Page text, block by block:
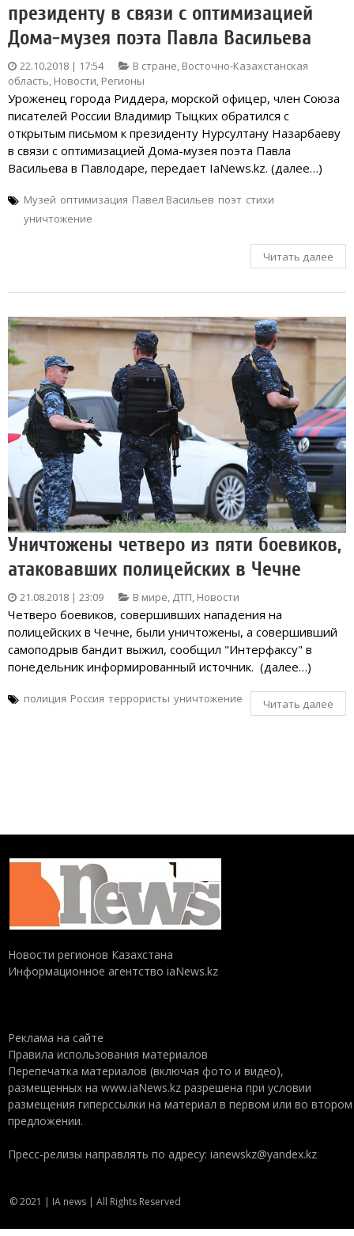
президенту в связи с оптимизацией
Дома-музея поэта Павла Васильева
22.10.2018 | 17:54 В стране, Восточно-Казахстанская
область, Новости, Регионы
Уроженец города Риддера, морской офицер, член Союза
писателей России Владимир Тыцких обратился с
открытым письмом к президенту Нурсултану Назарбаеву
в связи с оптимизацией Дома-музея поэта Павла
Васильева в Павлодаре, передает IaNews.kz. (далее…)
Музей оптимизация Павел Васильев поэт стихи
уничтожение
Читать далее
Уничтожены четверо из пяти боевиков,
атаковавших полицейских в Чечне
21.08.2018 | 23:09 В мире, ДТП, Новости
Четверо боевиков, совершивших нападения на
полицейских в Чечне, были уничтожены, а совершивший
самоподрыв бандит выжил, сообщил "Интерфаксу" в
понедельник информированный источник. (далее…)
полиция Россия террористы уничтожение Читать далее
Новости регионов Казахстана
Информационное агентство iaNews.kz
Реклама на сайте
Правила использования материалов
Перепечатка материалов (включая фото и видео),
размещенных на www.iaNews.kz разрешена при условии
размещения гиперссылки на материал в первом или во втором
предложении.
Пресс-релизы направлять по адресу: ianewskz@yandex.kz
© 2021 | IA news | All Rights Reserved